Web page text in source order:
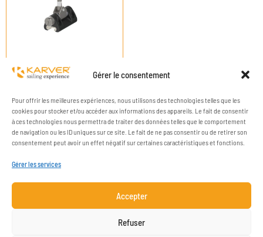
Gérer le consentement
Pour offrir les meilleures expériences, nous utilisons des technologies telles que les
cookies pour stocker et/ou accéder aux informations des appareils. Le fait de consentir
à ces technologies nous permettra de traiter des données telles que le comportement
de navigation ou les ID uniques sur ce site. Le fait de ne pas consentir ou de retirer son
consentement peut avoir un effet négatif sur certaines caractéristiques et fonctions.
Gérer les services
Accepter
Refuser
RESSOURCES